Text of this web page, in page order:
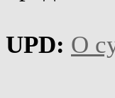
UPD: О